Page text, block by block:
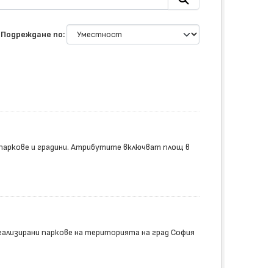
Подреждане по
и градини. Атрибутите включват площ в
паркове на територията на град София